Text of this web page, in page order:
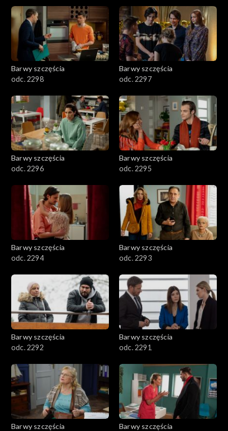
2901-3000
2801–2900
2701–2800
2501–2600
2401–2500
2301–2400
2201–2300
2101–2200
2001–2100
1801–1900
1701–1800
1601–1700
1501–1600
1401–1500
1301–1400
Barwy szczęścia
odc. 2298
Barwy szczęścia
odc. 2297
Barwy szczęścia
odc. 2296
Barwy szczęścia
odc. 2295
Barwy szczęścia
odc. 2294
Barwy szczęścia
odc. 2293
Barwy szczęścia
odc. 2292
Barwy szczęścia
odc. 2291
Barwy szczęścia
Barwy szczęścia